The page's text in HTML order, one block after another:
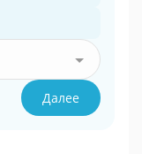
Далее